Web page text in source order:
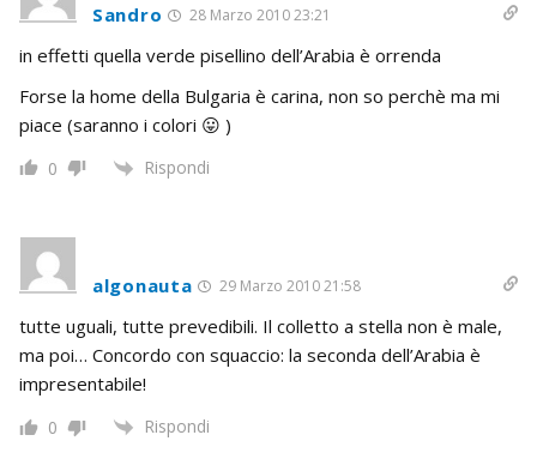
Sandro 28 Marzo 2010 23:21
in effetti quella verde pisellino dell’Arabia è orrenda
Forse la home della Bulgaria è carina, non so perchè ma mi
piace (saranno i colori 😛 )
0 Rispondi
algonauta 29 Marzo 2010 21:58
tutte uguali, tutte prevedibili. Il colletto a stella non è male,
ma poi… Concordo con squaccio: la seconda dell’Arabia è
impresentabile!
0 Rispondi